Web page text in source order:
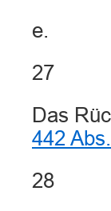
e.
27
Das
442
28